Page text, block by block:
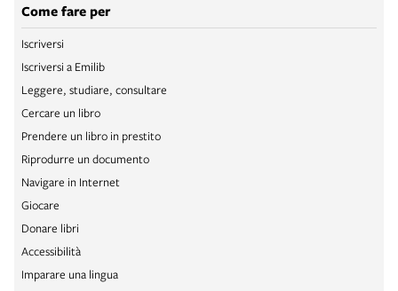
Come fare per
Iscriversi
Iscriversi a Emilib
Leggere, studiare, consultare
Cercare un libro
Prendere un libro in prestito
Riprodurre un documento
Navigare in Internet
Giocare
Donare libri
Accessibilità
Imparare una lingua